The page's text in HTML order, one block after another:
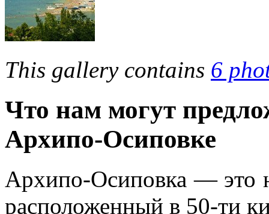
This gallery contains 6
Что нам могут
Архипо-Осиповке
Архипо-Осиповка — это
расположенный в 50-ти